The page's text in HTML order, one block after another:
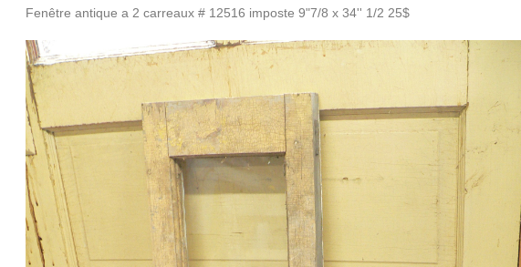
Fenêtre antique a 2 carreaux # 12516 imposte 9"7/8 x 34'' 1/2 25$